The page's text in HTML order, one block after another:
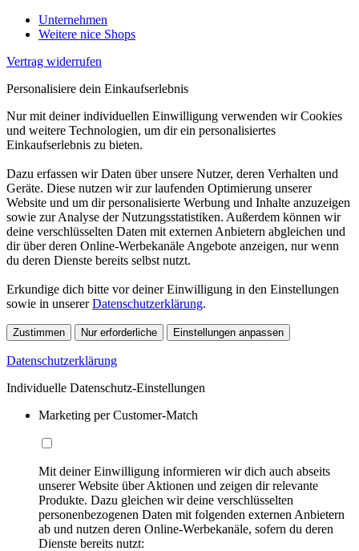
Unternehmen
Weitere nice Shops
Vertrag widerrufen
Personalisiere dein Einkaufserlebnis
Nur mit deiner individuellen Einwilligung verwenden wir Cookies
und weitere Technologien, um dir ein personalisiertes
Einkaufserlebnis zu bieten.
Dazu erfassen wir Daten über unsere Nutzer, deren Verhalten und
Geräte. Diese nutzen wir zur laufenden Optimierung unserer
Website und um dir personalisierte Werbung und Inhalte anzuzeigen
sowie zur Analyse der Nutzungsstatistiken. Außerdem können wir
deine verschlüsselten Daten mit externen Anbietern abgleichen und
dir über deren Online-Werbekanäle Angebote anzeigen, nur wenn
du deren Dienste bereits selbst nutzt.
Erkundige dich bitte vor deiner Einwilligung in den Einstellungen
sowie in unsererDatenschutzerklärung.
Zustimmen Nur erforderliche Einstellungen anpassen
Datenschutzerklärung
Individuelle Datenschutz-Einstellungen
Marketing per Customer-Match
Mit deiner Einwilligung informieren wir dich auch abseits
unserer Website über Aktionen und zeigen dir relevante
Produkte. Dazu gleichen wir deine verschlüsselten
personenbezogenen Daten mit folgenden externen Anbietern
ab und nutzen deren Online-Werbekanäle, sofern du deren
Dienste bereits nutzt: